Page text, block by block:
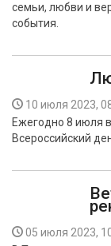
семьи, любви и
события.
10 июля 2023,
Ежегодно 8 июля
Всероссийский
05 июля 2023,